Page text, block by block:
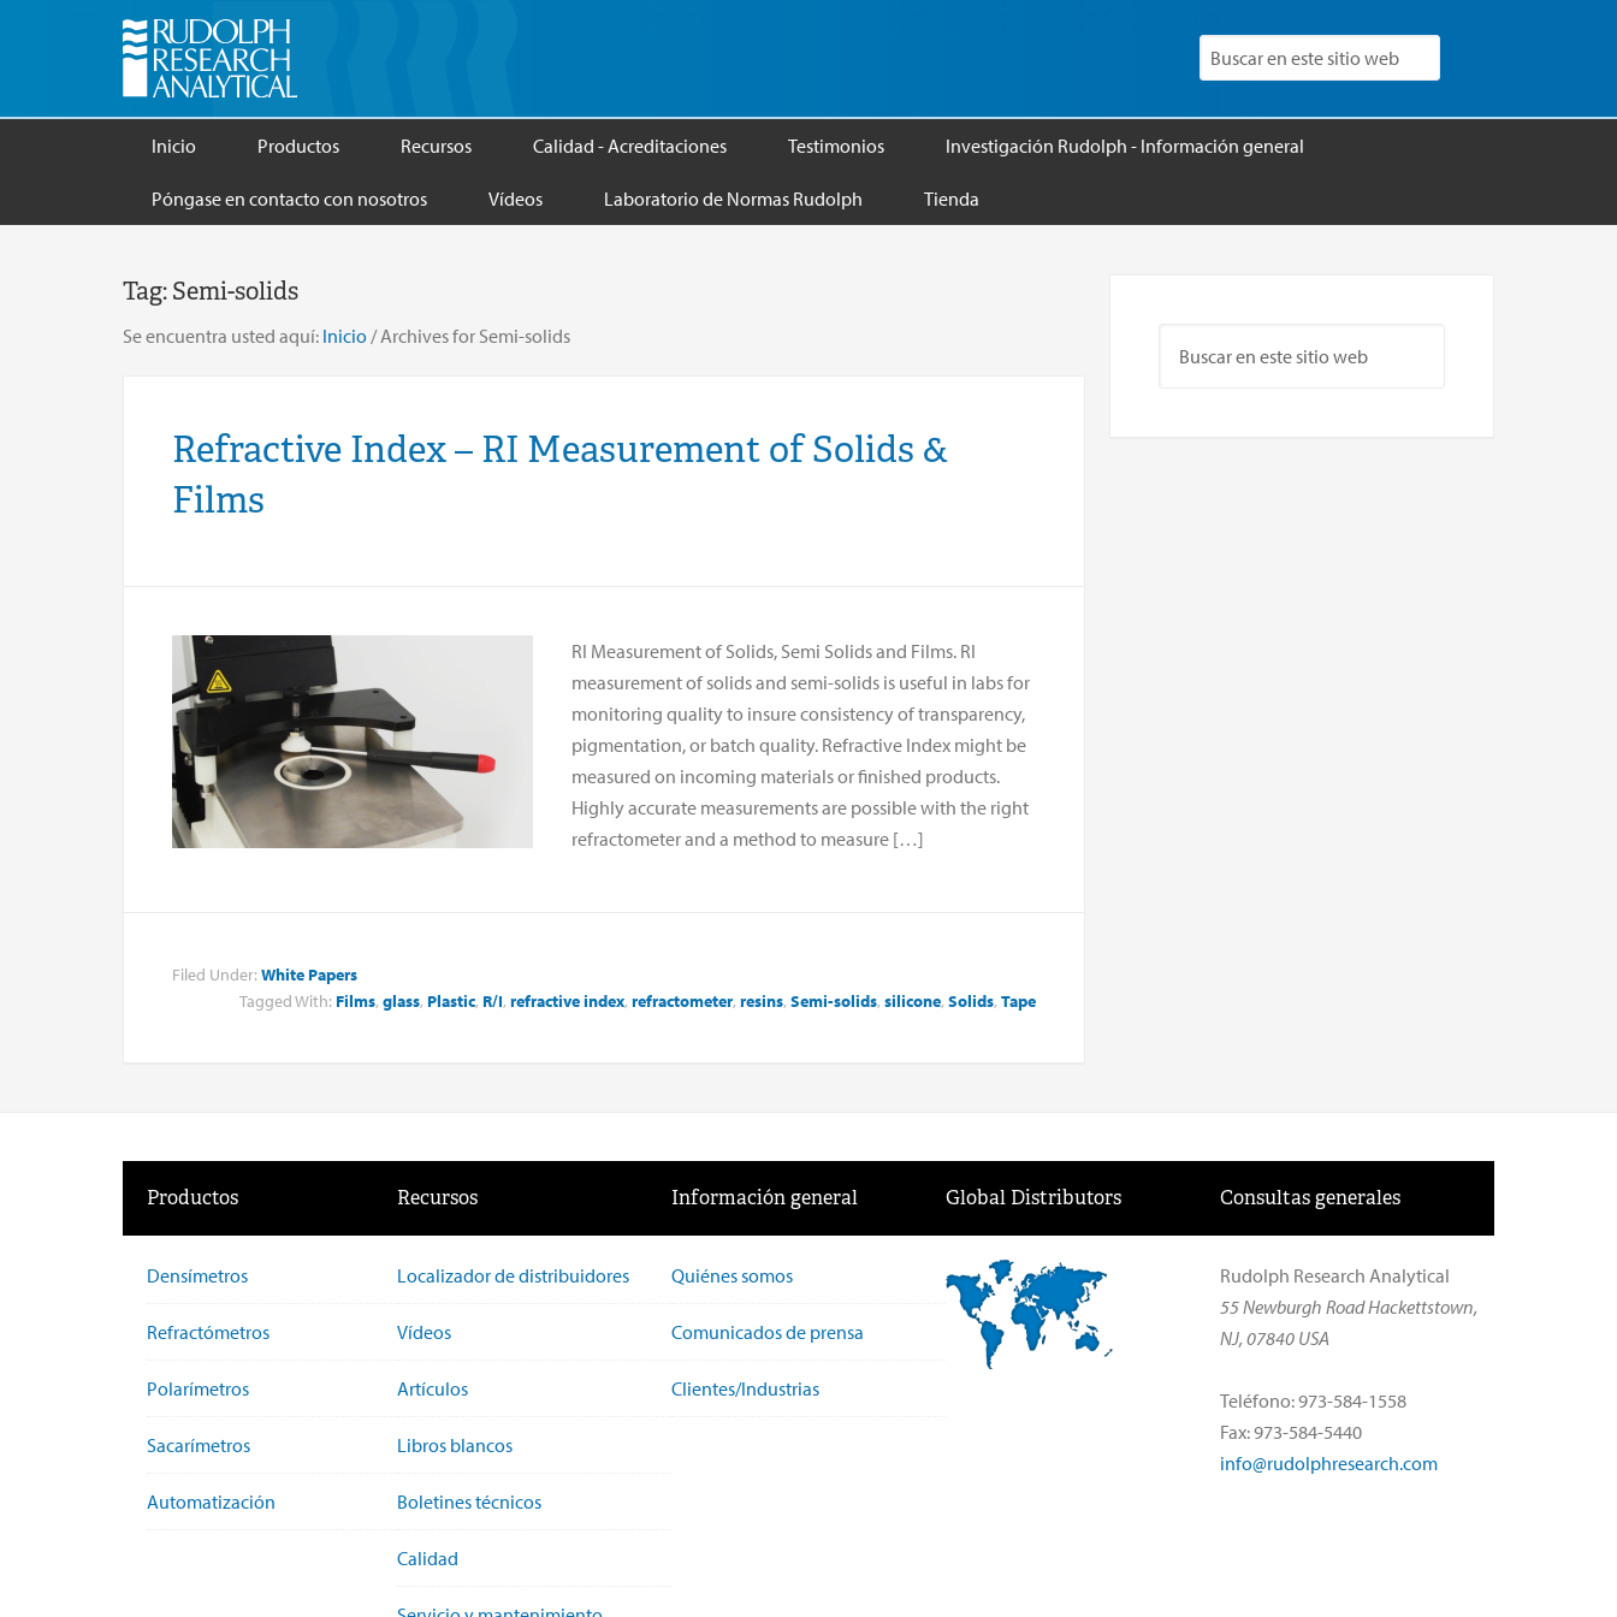
Inicio Productos Recursos Calidad - Acreditaciones Testimonios Investigación Rudolph - Información general
Póngase en contacto con nosotros Vídeos Laboratorio de Normas Rudolph Tienda
Tag:Semi-solids
Se encuentra usted aquí: Inicio /Archives for Semi-solids
Refractive Index – RI Measurement of Solids &
Films
RI Measurement of Solids, Semi Solids and Films. RI
measurement of solids and semi-solids is useful in labs for
monitoring quality to insure consistency of transparency,
pigmentation, or batch quality. Refractive Index might be
measured on incoming materials or finished products.
Highly accurate measurements are possible with the right
refractometer and a method to measure […]
Filed Under: White Papers
Tagged With: Films, glass, Plastic, R/I, refractive index, refractometer, resins, Semi-solids, silicone, Solids, Tape
Productos
Densímetros
Refractómetros
Polarímetros
Sacarímetros
Automatización
Recursos
Localizador de distribuidores
Vídeos
Artículos
Libros blancos
Boletines técnicos
Calidad
Información general
Quiénes somos
Comunicados de prensa
Clientes/Industrias
Global Distributors Consultas generales
Rudolph Research Analytical
55 Newburgh Road Hackettstown,
NJ, 07840 USA
Teléfono: 973-584-1558
Fax: 973-584-5440
info@rudolphresearch.com